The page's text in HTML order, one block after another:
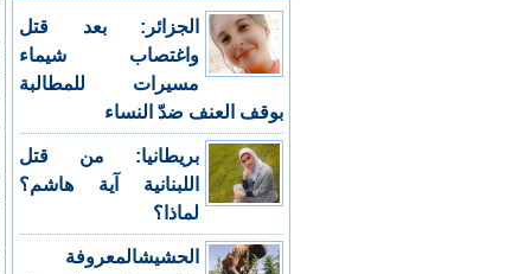
الجزائر: بعد قتل
واغتصاب شيماء
مسيرات للمطالبة
بوقف العنف ضدّ النساء
بريطانيا: من قتل
اللبنانية آية هاشم؟
لماذا؟
الحشيشالمعروفة